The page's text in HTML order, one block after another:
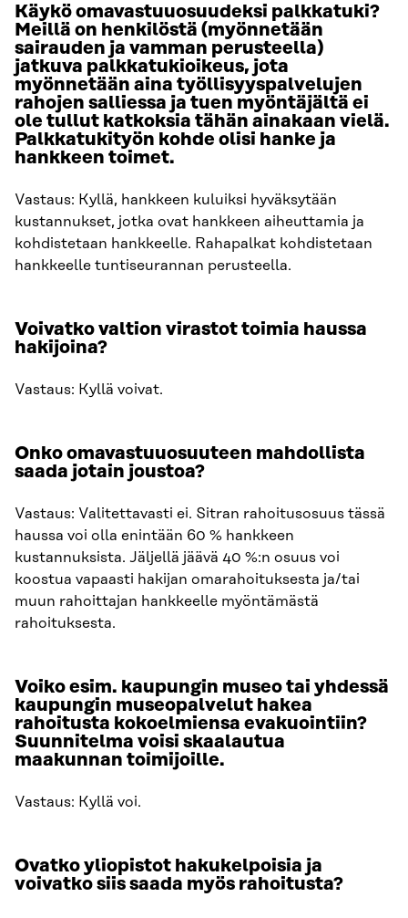
Käykö omavastuuosuudeksi palkkatuki?
Meillä on henkilöstä (myönnetään
sairauden ja vamman perusteella)
jatkuva palkkatukioikeus, jota
myönnetään aina työllisyyspalvelujen
rahojen salliessa ja tuen myöntäjältä ei
ole tullut katkoksia tähän ainakaan vielä.
Palkkatukityön kohde olisi hanke ja
hankkeen toimet.
Vastaus: Kyllä, hankkeen kuluiksi hyväksytään
kustannukset, jotka ovat hankkeen aiheuttamia ja
kohdistetaan hankkeelle. Rahapalkat kohdistetaan
hankkeelle tuntiseurannan perusteella.
Voivatko valtion virastot toimia haussa
hakijoina?
Vastaus: Kyllä voivat.
Onko omavastuuosuuteen mahdollista
saada jotain joustoa?
Vastaus: Valitettavasti ei. Sitran rahoitusosuus tässä
haussa voi olla enintään 60 % hankkeen
kustannuksista. Jäljellä jäävä 40 %:n osuus voi
koostua vapaasti hakijan omarahoituksesta ja/tai
muun rahoittajan hankkeelle myöntämästä
rahoituksesta.
Voiko esim. kaupungin museo tai yhdessä
kaupungin museopalvelut hakea
rahoitusta kokoelmiensa evakuointiin?
Suunnitelma voisi skaalautua
maakunnan toimijoille.
Vastaus: Kyllä voi.
Ovatko yliopistot hakukelpoisia ja
voivatko siis saada myös rahoitusta?